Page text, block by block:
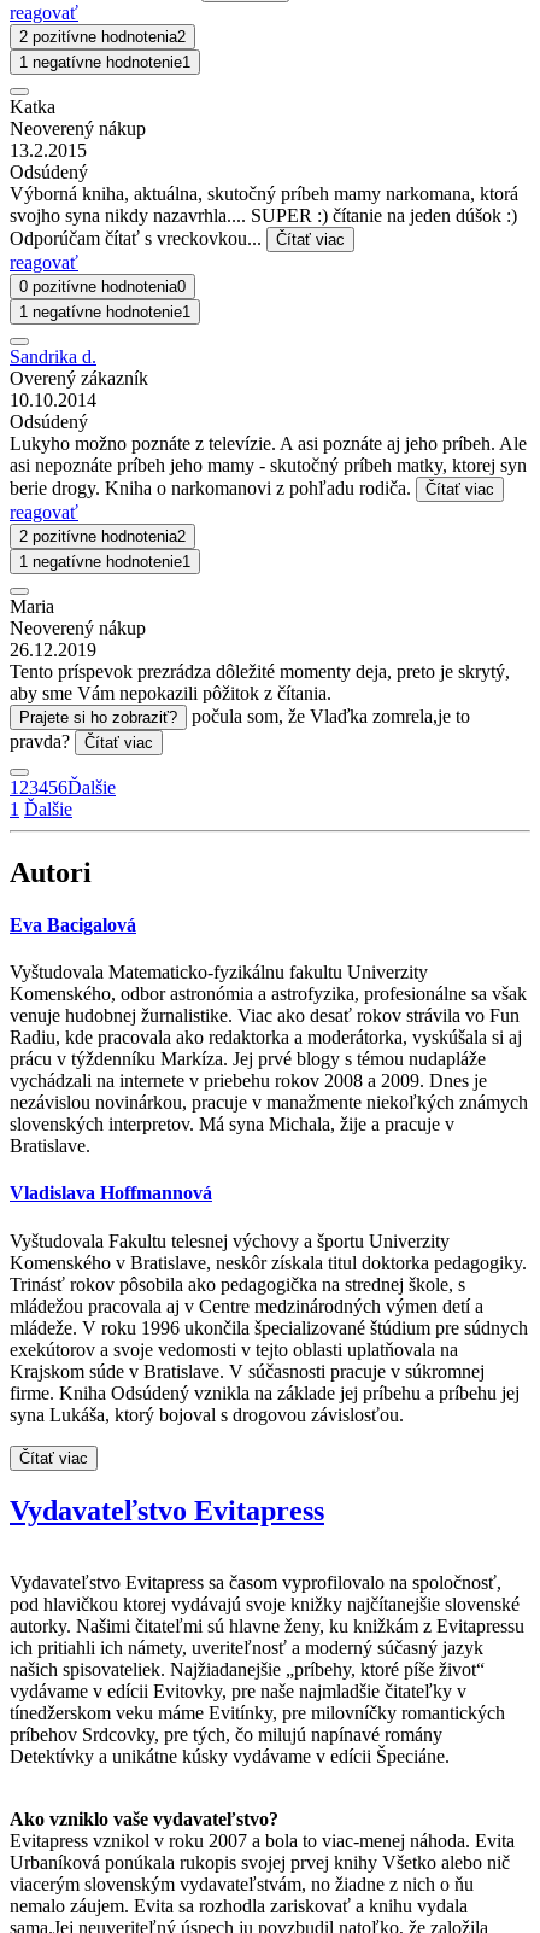
reagovať
2 pozitívne hodnotenia2
1 negatívne hodnotenie1
Katka
Neoverený nákup
13.2.2015
Odsúdený
Výborná kniha, aktuálna, skutočný príbeh mamy narkomana, ktorá
svojho syna nikdy nazavrhla.... SUPER :) čítanie na jeden dúšok :)
Odporúčam čítať s vreckovkou...
Čítať viac
reagovať
0 pozitívne hodnotenia0
1 negatívne hodnotenie1
Sandrika d.
Overený zákazník
10.10.2014
Odsúdený
Lukyho možno poznáte z televízie. A asi poznáte aj jeho príbeh. Ale
asi nepoznáte príbeh jeho mamy - skutočný príbeh matky, ktorej syn
berie drogy. Kniha o narkomanovi z pohľadu rodiča.
Čítať viac
reagovať
2 pozitívne hodnotenia2
1 negatívne hodnotenie1
Maria
Neoverený nákup
26.12.2019
Tento príspevok prezrádza dôležité momenty deja, preto je skrytý,
aby sme Vám nepokazili pôžitok z čítania.
Prajete si ho zobraziť?
počula som, že Vlaďka zomrela,je to
pravda?
Čítať viac
1 23456Ďalšie
1 Ďalšie
Autori
Eva Bacigalová
Vyštudovala Matematicko-fyzikálnu fakultu Univerzity
Komenského, odbor astronómia a astrofyzika, profesionálne sa však
venuje hudobnej žurnalistike. Viac ako desať rokov strávila vo Fun
Radiu, kde pracovala ako redaktorka a moderátorka, vyskúšala si aj
prácu v týždenníku Markíza. Jej prvé blogy s témou nudapláže
vychádzali na internete v priebehu rokov 2008 a 2009. Dnes je
nezávislou novinárkou, pracuje v manažmente niekoľkých známych
slovenských interpretov. Má syna Michala, žije a pracuje v
Bratislave.
Vladislava Hoffmannová
Vyštudovala Fakultu telesnej výchovy a športu Univerzity
Komenského v Bratislave, neskôr získala titul doktorka pedagogiky.
Trinásť rokov pôsobila ako pedagogička na strednej škole, s
mládežou pracovala aj v Centre medzinárodných výmen detí a
mládeže. V roku 1996 ukončila špecializované štúdium pre súdnych
exekútorov a svoje vedomosti v tejto oblasti uplatňovala na
Krajskom súde v Bratislave. V súčasnosti pracuje v súkromnej
firme. Kniha Odsúdený vznikla na základe jej príbehu a príbehu jej
syna Lukáša, ktorý bojoval s drogovou závislosťou.
Čítať viac
Vydavateľstvo Evitapress
Vydavateľstvo Evitapress sa časom vyprofilovalo na spoločnosť,
pod hlavičkou ktorej vydávajú svoje knižky najčítanejšie slovenské
autorky. Našimi čitateľmi sú hlavne ženy, ku knižkám z Evitapressu
ich pritiahli ich námety, uveriteľnosť a moderný súčasný jazyk
našich spisovateliek. Najžiadanejšie „príbehy, ktoré píše život“
vydávame v edícii Evitovky, pre naše najmladšie čitateľky v
tínedžerskom veku máme Evitínky, pre milovníčky romantických
príbehov Srdcovky, pre tých, čo milujú napínavé romány
Detektívky a unikátne kúsky vydávame v edícii Špeciáne.
Ako vzniklo vaše vydavateľstvo?
Evitapress vznikol v roku 2007 a bola to viac-menej náhoda. Evita
Urbaníková ponúkala rukopis svojej prvej knihy Všetko alebo nič
viacerým slovenským vydavateľstvám, no žiadne z nich o ňu
nemalo záujem. Evita sa rozhodla zariskovať a knihu vydala
sama.Jej neuveriteľný úspech ju povzbudil natoľko, že založila